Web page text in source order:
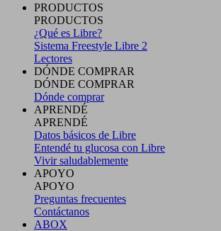
PRODUCTOS
PRODUCTOS
¿Qué es Libre?
Sistema Freestyle Libre 2
Lectores
DÓNDE COMPRAR
DÓNDE COMPRAR
Dónde comprar
APRENDÉ
APRENDÉ
Datos básicos de Libre
Entendé tu glucosa con Libre
Vivir saludablemente
APOYO
APOYO
Preguntas frecuentes
Contáctanos
ABOX